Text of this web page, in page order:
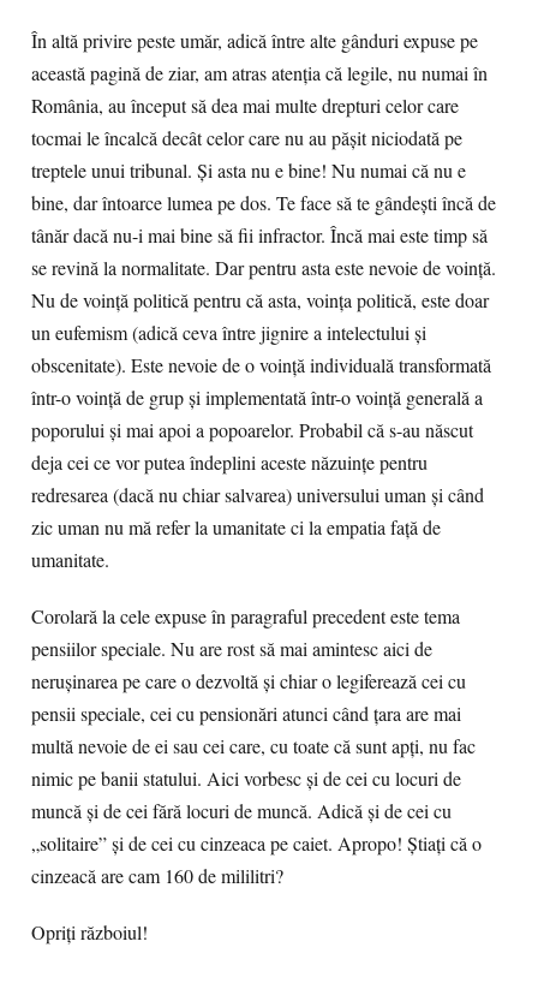
În altă privire peste umăr, adică între alte gânduri expuse pe
această pagină de ziar, am atras atenția că legile, nu numai în
România, au început să dea mai multe drepturi celor care
tocmai le încalcă decât celor care nu au pășit niciodată pe
treptele unui tribunal. Și asta nu e bine! Nu numai că nu e
bine, dar întoarce lumea pe dos. Te face să te gândești încă de
tânăr dacă nu-i mai bine să fii infractor. Încă mai este timp să
se revină la normalitate. Dar pentru asta este nevoie de voință.
Nu de voință politică pentru că asta, voința politică, este doar
un eufemism (adică ceva între jignire a intelectului și
obscenitate). Este nevoie de o voință individuală transformată
într-o voință de grup și implementată într-o voință generală a
poporului și mai apoi a popoarelor. Probabil că s-au născut
deja cei ce vor putea îndeplini aceste năzuințe pentru
redresarea (dacă nu chiar salvarea) universului uman și când
zic uman nu mă refer la umanitate ci la empatia față de
umanitate.
Corolară la cele expuse în paragraful precedent este tema
pensiilor speciale. Nu are rost să mai amintesc aici de
nerușinarea pe care o dezvoltă și chiar o legiferează cei cu
pensii speciale, cei cu pensionări atunci când țara are mai
multă nevoie de ei sau cei care, cu toate că sunt apți, nu fac
nimic pe banii statului. Aici vorbesc și de cei cu locuri de
muncă și de cei fără locuri de muncă. Adică și de cei cu
„solitaire” și de cei cu cinzeaca pe caiet. Apropo! Știați că o
cinzeacă are cam 160 de mililitri?
Opriți războiul!